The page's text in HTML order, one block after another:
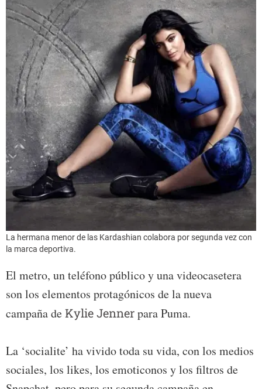
La hermana menor de las Kardashian colabora por segunda vez con
la marca deportiva.
El metro, un teléfono público y una videocasetera
son los elementos protagónicos de la nueva
campaña deKylie Jennerpara Puma.
La ‘socialite’ ha vivido toda su vida, con los medios
sociales, los likes, los emoticonos y los filtros de